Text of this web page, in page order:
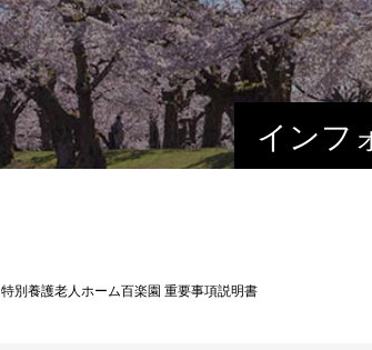
インフ
特別養護老人ホーム百楽園 重要事項説明書